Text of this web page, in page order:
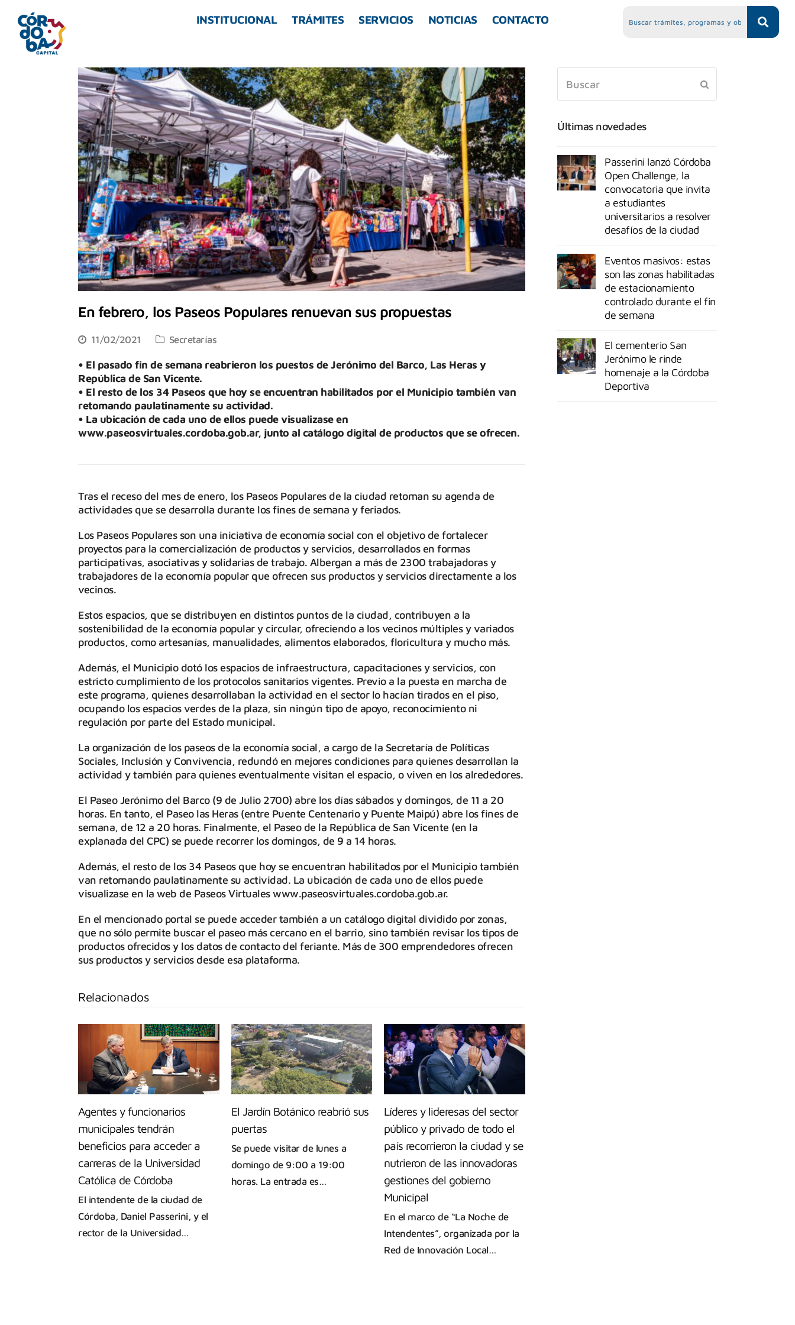
INSTITUCIONAL TRÁMITES SERVICIOS NOTICIAS CONTACTO
En febrero, los Paseos Populares renuevan sus propuestas
11/02/2021 Secretarías
• El pasado fin de semana reabrieron los puestos de Jerónimo del Barco, Las Heras y
República de San Vicente.
• El resto de los 34 Paseos que hoy se encuentran habilitados por el Municipio también van
retomando paulatinamente su actividad.
• La ubicación de cada uno de ellos puede visualizase en
www.paseosvirtuales.cordoba.gob.ar, junto al catálogo digital de productos que se ofrecen.
Tras el receso del mes de enero, los Paseos Populares de la ciudad retoman su agenda de
actividades que se desarrolla durante los fines de semana y feriados.
Los Paseos Populares son una iniciativa de economía social con el objetivo de fortalecer
proyectos para la comercialización de productos y servicios, desarrollados en formas
participativas, asociativas y solidarias de trabajo. Albergan a más de 2300 trabajadoras y
trabajadores de la economía popular que ofrecen sus productos y servicios directamente a los
vecinos.
Estos espacios, que se distribuyen en distintos puntos de la ciudad, contribuyen a la
sostenibilidad de la economía popular y circular, ofreciendo a los vecinos múltiples y variados
productos, como artesanías, manualidades, alimentos elaborados, floricultura y mucho más.
Además, el Municipio dotó los espacios de infraestructura, capacitaciones y servicios, con
estricto cumplimiento de los protocolos sanitarios vigentes. Previo a la puesta en marcha de
este programa, quienes desarrollaban la actividad en el sector lo hacían tirados en el piso,
ocupando los espacios verdes de la plaza, sin ningún tipo de apoyo, reconocimiento ni
regulación por parte del Estado municipal.
La organización de los paseos de la economía social, a cargo de la Secretaría de Políticas
Sociales, Inclusión y Convivencia, redundó en mejores condiciones para quienes desarrollan la
actividad y también para quienes eventualmente visitan el espacio, o viven en los alrededores.
El Paseo Jerónimo del Barco (9 de Julio 2700) abre los días sábados y domingos, de 11 a 20
horas. En tanto, el Paseo las Heras (entre Puente Centenario y Puente Maipú) abre los fines de
semana, de 12 a 20 horas. Finalmente, el Paseo de la República de San Vicente (en la
explanada del CPC) se puede recorrer los domingos, de 9 a 14 horas.
Además, el resto de los 34 Paseos que hoy se encuentran habilitados por el Municipio también
van retomando paulatinamente su actividad. La ubicación de cada uno de ellos puede
visualizase en la web de Paseos Virtuales www.paseosvirtuales.cordoba.gob.ar.
En el mencionado portal se puede acceder también a un catálogo digital dividido por zonas,
que no sólo permite buscar el paseo más cercano en el barrio, sino también revisar los tipos de
productos ofrecidos y los datos de contacto del feriante. Más de 300 emprendedores ofrecen
sus productos y servicios desde esa plataforma.
Relacionados
Agentes y funcionarios
municipales tendrán
beneficios para acceder a
carreras de la Universidad
Católica de Córdoba
El intendente de la ciudad de
Córdoba, Daniel Passerini, y el
rector de la Universidad…
El Jardín Botánico reabrió sus
puertas
Se puede visitar de lunes a
domingo de 9:00 a 19:00
horas. La entrada es…
Líderes y lideresas del sector
público y privado de todo el
país recorrieron la ciudad y se
nutrieron de las innovadoras
gestiones del gobierno
Municipal
En el marco de “La Noche de
Intendentes”, organizada por la
Red de Innovación Local…
Últimas novedades
Passerini lanzó Córdoba
Open Challenge, la
convocatoria que invita
a estudiantes
universitarios a resolver
desafíos de la ciudad
Eventos masivos: estas
son las zonas habilitadas
de estacionamiento
controlado durante el fin
de semana
El cementerio San
Jerónimo le rinde
homenaje a la Córdoba
Deportiva